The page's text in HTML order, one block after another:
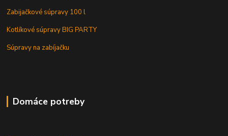
Zabijačkové súpravy 100 l
Kotlíkové súpravy BIG PARTY
Súpravy na zabíjačku
Domáce potreby